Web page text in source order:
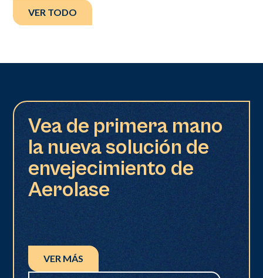
VER TODO
Vea de primera mano
la nueva solución de
envejecimiento de
Aerolase
VER MÁS